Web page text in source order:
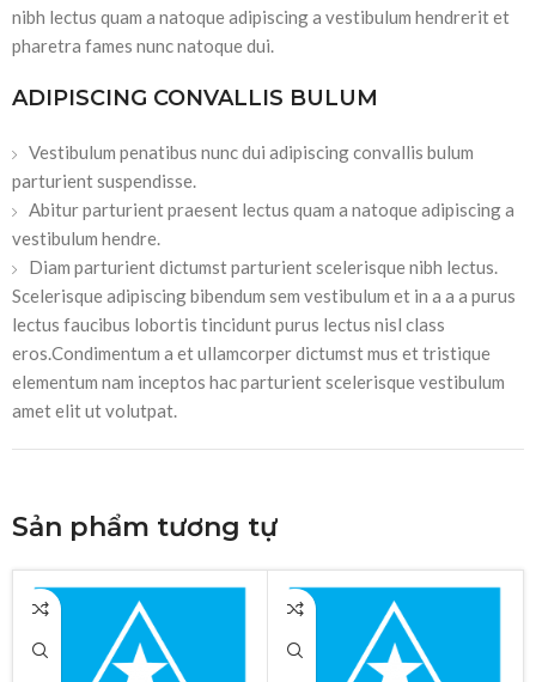
nibh lectus quam a natoque adipiscing a vestibulum hendrerit et
pharetra fames nunc natoque dui.
ADIPISCING CONVALLIS BULUM
Vestibulum penatibus nunc dui adipiscing convallis bulum
parturient suspendisse.
Abitur parturient praesent lectus quam a natoque adipiscing a
vestibulum hendre.
Diam parturient dictumst parturient scelerisque nibh lectus.
Scelerisque adipiscing bibendum sem vestibulum et in a a a purus
lectus faucibus lobortis tincidunt purus lectus nisl class
eros.Condimentum a et ullamcorper dictumst mus et tristique
elementum nam inceptos hac parturient scelerisque vestibulum
amet elit ut volutpat.
Sản phẩm tương tự